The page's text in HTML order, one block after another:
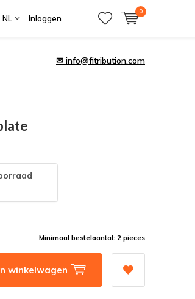
NL Inloggen
0
✉ info@fitribution.com
Minimaal bestelaantal: 2 pieces
winkelwagen